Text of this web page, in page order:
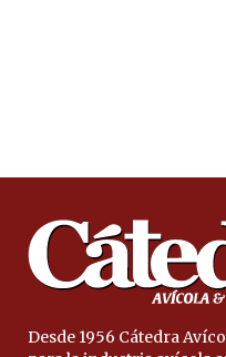
Desde 1956 Cátedra